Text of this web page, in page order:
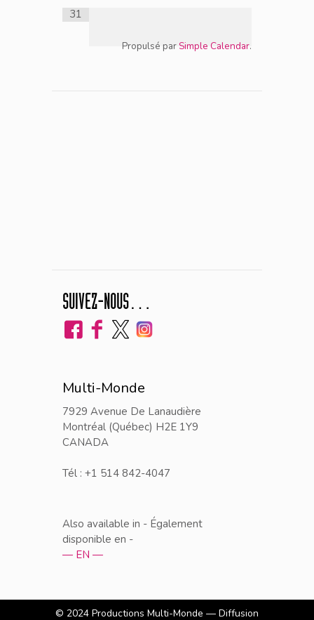
31
Propulsé par Simple Calendar.
SUIVEZ-NOUS…
Multi-Monde
7929 Avenue De Lanaudière
Montréal (Québec) H2E 1Y9
CANADA
Tél : +1 514 842-4047
Also available in - Également
disponible en -
— EN —
© 2024 Productions Multi-Monde — Diffusion